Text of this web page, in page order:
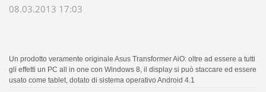
08.03.2013 17:03
Un prodotto veramente originale Asus Transformer AiO: oltre ad essere a tutti
gli effetti un PC all in one con Windows 8, il display si può staccare ed essere
usato come tablet, dotato di sistema operativo Android 4.1